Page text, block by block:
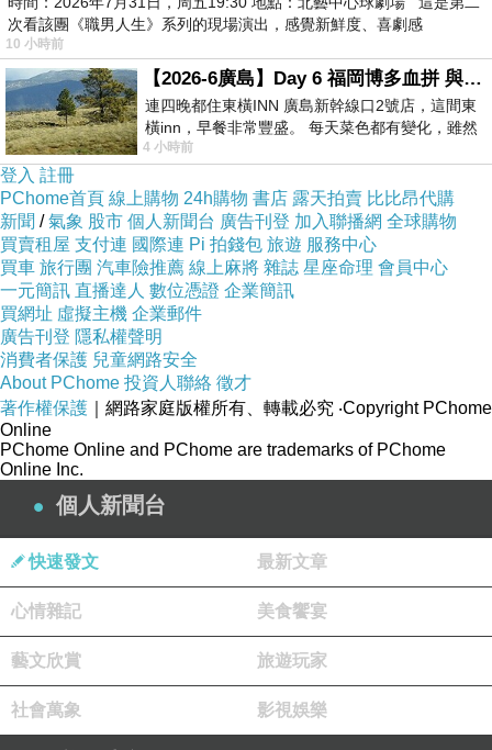
下一篇：台灣没有最美的風景
次看該團《職男人生》系列的現場演出，感覺新鮮度、喜劇感
10 小時前
【2026-6廣島】Day 6 福岡博多血拼 與機場接送少年司機深夜對談
連四晚都住東橫INN 廣島新幹線口2號店，這間東
橫inn，早餐非常豐盛。 每天菜色都有變化，雖然
看到工作人員拿出料理包加熱，但
4 小時前
登入 註冊
PChome首頁 線上購物 24h購物 書店 露天拍賣 比比昂代購
新聞 /氣象 股市 個人新聞台 廣告刊登 加入聯播網 全球購物
買賣租屋 支付連 國際連 Pi 拍錢包 旅遊 服務中心
買車 旅行團 汽車險推薦 線上麻將 雜誌 星座命理 會員中心
一元簡訊 直播達人 數位憑證 企業簡訊
買網址 虛擬主機 企業郵件
廣告刊登 隱私權聲明
消費者保護 兒童網路安全
About PChome 投資人聯絡 徵才
著作權保護 ｜網路家庭版權所有、轉載必究 ‧Copyright PChome
Online
PChome Online and PChome are trademarks of PChome
Online Inc.
個人新聞台
快速發文 最新文章
心情雜記 美食饗宴
藝文欣賞 旅遊玩家
社會萬象 影視娛樂